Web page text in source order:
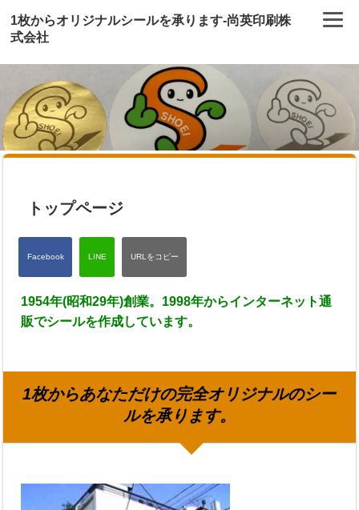
1枚からオリジナルシールを承ります-尚英印刷株
式会社
トップページ
1954年(昭和29年)創業。1998年からインターネット通
販でシールを作成しています。
1枚からあなただけの完全オリジナルのシー
ルを承ります。